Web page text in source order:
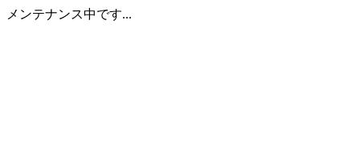
メンテナンス中です...